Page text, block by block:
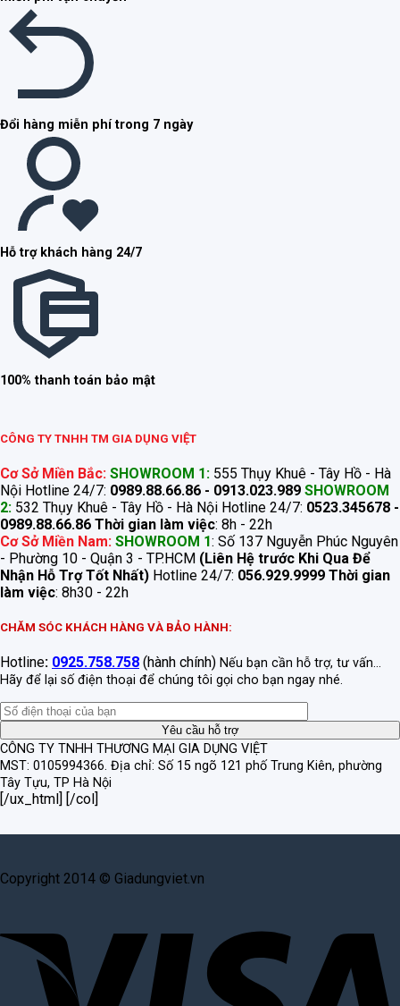
Đổi hàng miễn phí trong 7 ngày
Hỗ trợ khách hàng 24/7
100% thanh toán bảo mật
CÔNG TY TNHH TM GIA DỤNG VIỆT
Cơ Sở Miền Bắc: SHOWROOM 1: 555 Thụy Khuê - Tây Hồ - Hà
Nội Hotline 24/7: 0989.88.66.86 - 0913.023.989 SHOWROOM
2: 532 Thụy Khuê - Tây Hồ - Hà Nội Hotline 24/7: 0523.345678 -
0989.88.66.86 Thời gian làm việc: 8h - 22h
Cơ Sở Miền Nam: SHOWROOM 1: Số 137 Nguyễn Phúc Nguyên
- Phường 10 - Quận 3 - TP.HCM (Liên Hệ trước Khi Qua Để
Nhận Hỗ Trợ Tốt Nhất) Hotline 24/7: 056.929.9999 Thời gian
làm việc: 8h30 - 22h
CHĂM SÓC KHÁCH HÀNG VÀ BẢO HÀNH:
Hotline: 0925.758.758 (hành chính) Nếu bạn cần hỗ trợ, tư vấn...
Hãy để lại số điện thoại để chúng tôi gọi cho bạn ngay nhé.
CÔNG TY TNHH THƯƠNG MẠI GIA DỤNG VIỆT
MST: 0105994366. Địa chỉ: Số 15 ngõ 121 phố Trung Kiên, phường
Tây Tựu, TP Hà Nội
[/ux_html] [/col]
Copyright 2014 © Giadungviet.vn